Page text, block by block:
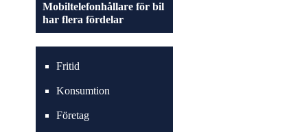
Mobiltelefonhållare för bil
har flera fördelar
Fritid
Konsumtion
Företag